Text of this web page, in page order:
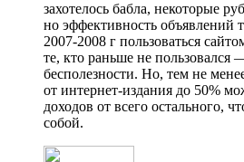
захотелось бабла, некоторые
но эффективность объявлений
2007-2008 г пользоваться
те, кто раньше не пользовался
бесполезности. Но, тем не
от интернет-издания до 50%
доходов от всего остального,
собой.